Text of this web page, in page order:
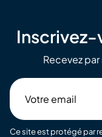
Inscrivez-
Recevez
email
Ce site est protégé par